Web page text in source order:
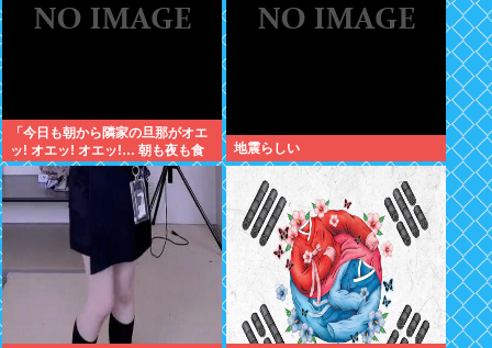
「今日も朝から隣家の旦那がオエ
ッ! オエッ! オエッ!… 朝も夜も食
事中もかなりえづきの音がして不
愉快な1日が始まります…」
地震らしい